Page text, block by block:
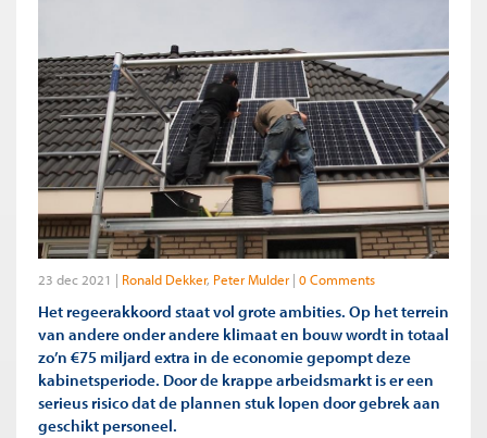
23 dec 2021 Ronald Dekker Peter Mulder 0 Comments
Het regeerakkoord staat vol grote ambities. Op het terrein
van andere onder andere klimaat en bouw wordt in totaal
zo’n €75 miljard extra in de economie gepompt deze
kabinetsperiode. Door de krappe arbeidsmarkt is er een
serieus risico dat de plannen stuk lopen door gebrek aan
geschikt personeel.